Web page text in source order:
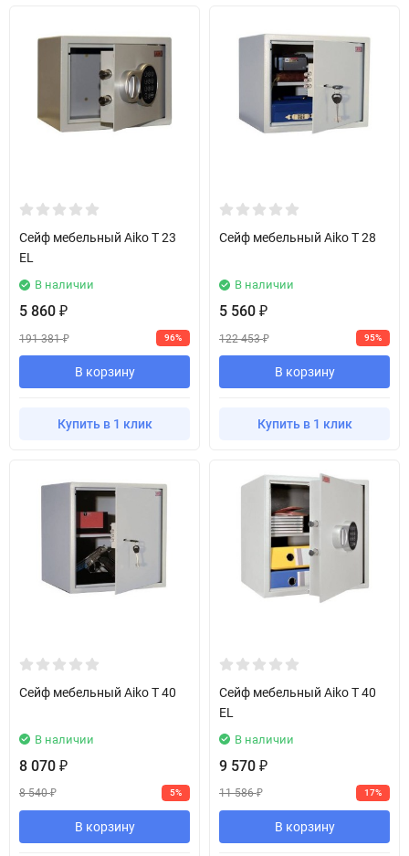
Сейф мебельный Aiko T 23
EL
В наличии
5 860 ₽
191 381₽ 96%
В корзину
Купить в 1 клик
Сейф мебельный Aiko T 28
В наличии
5 560 ₽
122 453₽ 95%
В корзину
Купить в 1 клик
Сейф мебельный Aiko T 40
В наличии
8 070 ₽
8 540₽ 5%
В корзину
Сейф мебельный Aiko T 40
EL
В наличии
9 570 ₽
11 586₽ 17%
В корзину